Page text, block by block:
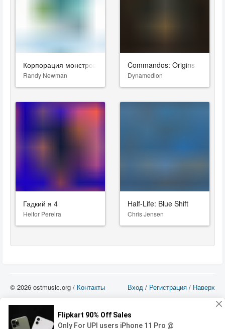
Корпорация монстров
Randy Newman
Commandos: Origins
Dynamedion
Гадкий я 4
Heitor Pereira
Half-Life: Blue Shift
Chris Jensen
Вход / Регистрация / Наверх
© 2026 ostmusic.org / Контакты
можете использовать такие материалы только в том в случае, если